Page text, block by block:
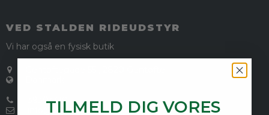
VED STALDEN RIDEUDSTYR
Vi har også en fysisk butik
39303310
info@vedstalden.dk
TILMELD DIG VORES